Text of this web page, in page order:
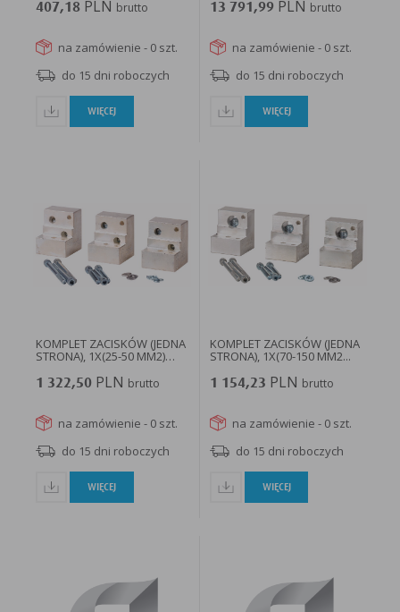
407,18PLN brutto
na zamówienie - 0 szt.
do 15 dni roboczych
WIĘCEJ
13 791,99 PLN brutto
na zamówienie - 0 szt.
do 15 dni roboczych
WIĘCEJ
KOMPLET ZACISKÓW (JEDNA
STRONA), 1X(25-50 MM2)
1 322,50PLN brutto
na zamówienie - 0 szt.
do 15 dni roboczych
WIĘCEJ
KOMPLET ZACISKÓW (JEDNA
STRONA), 1X(70-150 MM2...
1 154,23 PLN brutto
na zamówienie - 0 szt.
do 15 dni roboczych
WIĘCEJ